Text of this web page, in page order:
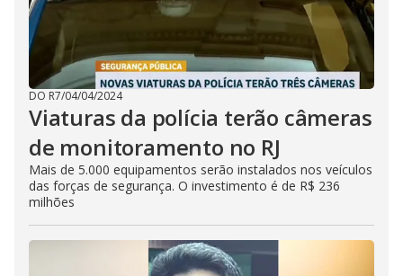
DO R7/04/04/2024
Viaturas da polícia terão câmeras
de monitoramento no RJ
Mais de 5.000 equipamentos serão instalados nos veículos
das forças de segurança. O investimento é de R$ 236
milhões